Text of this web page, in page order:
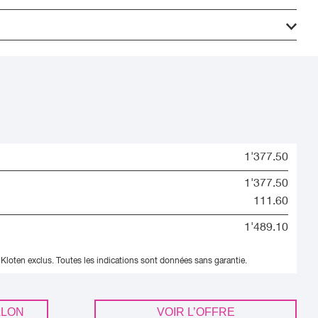
1'377.50
1'377.50
111.60
1'489.10
exclus. Toutes les indications sont données sans garantie.
VOIR L’OFFRE